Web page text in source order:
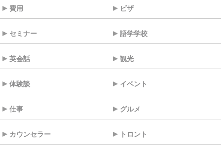
費用 ビザ
セミナー 語学学校
英会話 観光
体験談 イベント
仕事 グルメ
カウンセラー トロント